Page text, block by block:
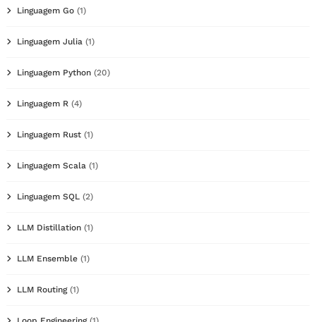
Linguagem Go (1)
Linguagem Julia (1)
Linguagem Python (20)
Linguagem R (4)
Linguagem Rust (1)
Linguagem Scala (1)
Linguagem SQL (2)
LLM Distillation (1)
LLM Ensemble (1)
LLM Routing(1)